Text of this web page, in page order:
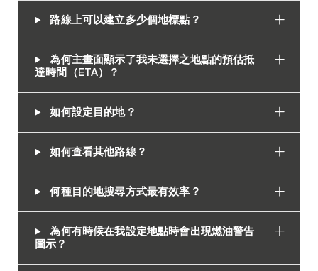
路線上可以建立多少個地標點？
為何主畫面顯示了我未選擇之地點的預估抵
達時間（ETA）？
如何設定目的地？
如何查看其他路線？
何種目的地搜尋方式最有效率？
為何有時候在我設定地點時會出現燃油警告
圖示？